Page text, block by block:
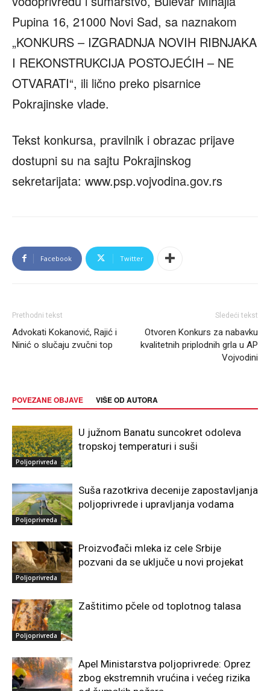
Pupina 16, 21000 Novi Sad, sa naznakom
„KONKURS – IZGRADNJA NOVIH RIBNJAKA
I REKONSTRUKCIJA POSTOJEĆIH – NE
OTVARATI“, ili lično preko pisarnice
Pokrajinske vlade.
Tekst konkursa, pravilnik i obrazac prijave
dostupni su na sajtu Pokrajinskog
sekretarijata: www.psp.vojvodina.gov.rs
Facebook Twitter
Prethodni tekst
Advokati Kokanović, Rajić i
Ninić o slučaju zvučni top
Sledeći tekst
Otvoren Konkurs za nabavku
kvalitetnih priplodnih grla u AP
Vojvodini
POVEZANE OBJAVE VIŠE OD AUTORA
Poljoprivreda
U južnom Banatu suncokret odoleva
tropskoj temperaturi i suši
Poljoprivreda
Suša razotkriva decenije zapostavljanja
poljoprivrede i upravljanja vodama
Poljoprivreda
Proizvođači mleka iz cele Srbije
pozvani da se uključe u novi projekat
Poljoprivreda
Zaštitimo pčele od toplotnog talasa
Apel Ministarstva poljoprivrede: Oprez
zbog ekstremnih vrućina i većeg rizika